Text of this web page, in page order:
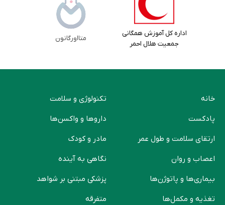
اداره کل آموزش همگانی
جمعیت هلال احمر
متااورگانون
خانه
پادکست
ارتقای سلامت و طول عمر
اعصاب و روان
بیماری‌ها و پاتوژن‌ها
تغذیه و مکمل‌ها
تکنولوژی و سلامت
دارو‌ها و واکسن‌ها
مادر و کودک
نگاهی به آینده
پزشکی مبتنی بر شواهد
متفرقه